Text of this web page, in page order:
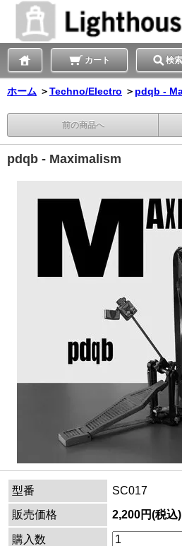
カート 検索
ホーム ＞Techno/Electro ＞ pdqb -
前の商品へ
pdqb - Maximalism
型番
SC017
販売価格
2,200円(税込)
購入数